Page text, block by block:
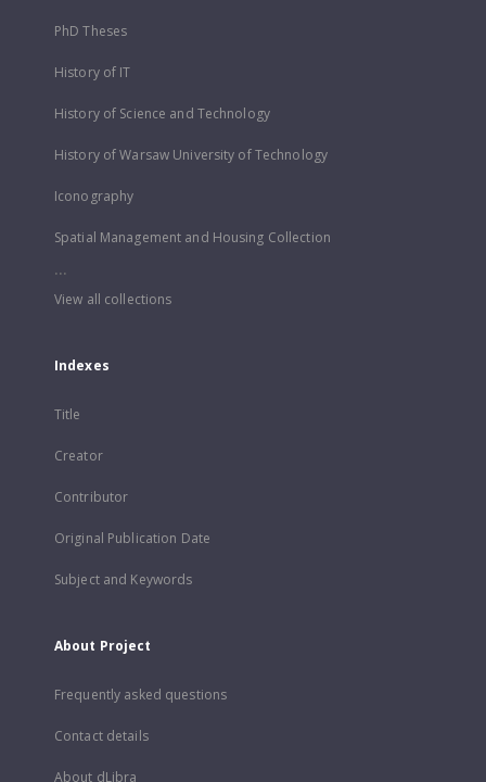
PhD Theses
History of IT
History of Science and Technology
History of Warsaw University of Technology
Iconography
Spatial Management and Housing Collection
...
View all collections
Indexes
Title
Creator
Contributor
Original Publication Date
Subject and Keywords
About Project
Frequently asked questions
Contact details
About dLibra